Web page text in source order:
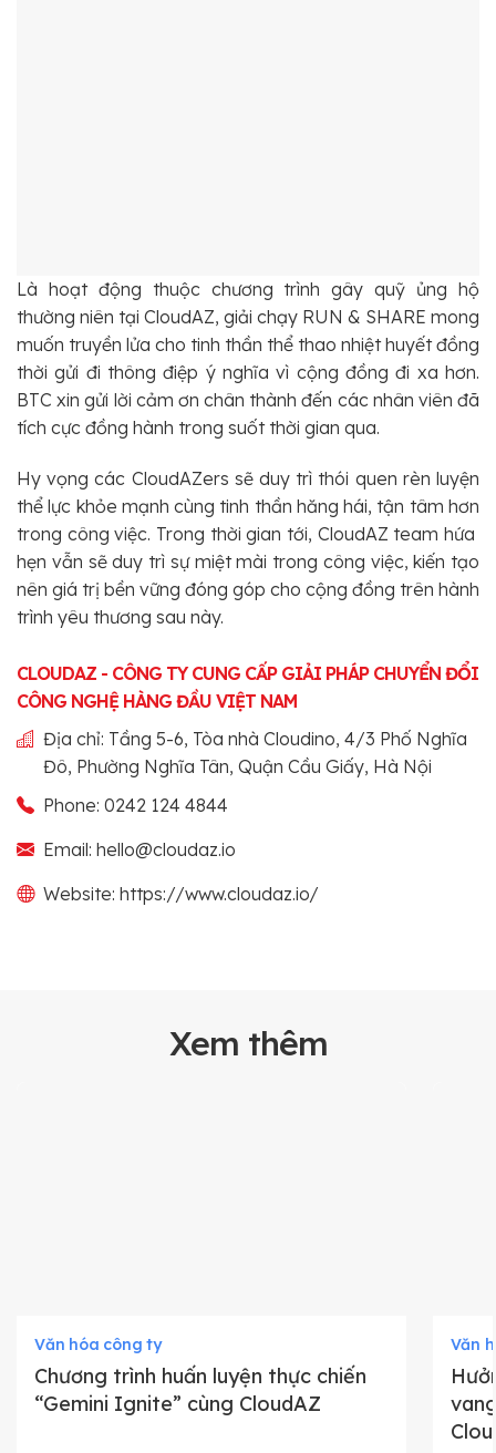
Là hoạt động thuộc chương trình gây quỹ ủng hộ
thường niên tại CloudAZ, giải chạy RUN & SHARE mong
muốn truyền lửa cho tinh thần thể thao nhiệt huyết đồng
thời gửi đi thông điệp ý nghĩa vì cộng đồng đi xa hơn.
BTC xin gửi lời cảm ơn chân thành đến các nhân viên đã
tích cực đồng hành trong suốt thời gian qua.
Hy vọng các CloudAZers sẽ duy trì thói quen rèn luyện
thể lực khỏe mạnh cùng tinh thần hăng hái, tận tâm hơn
trong công việc. Trong thời gian tới, CloudAZ team hứa
hẹn vẫn sẽ duy trì sự miệt mài trong công việc, kiến tạo
nên giá trị bền vững đóng góp cho cộng đồng trên hành
trình yêu thương sau này.
CLOUDAZ - CÔNG TY CUNG CẤP GIẢI PHÁP CHUYỂN ĐỔI
CÔNG NGHỆ HÀNG ĐẦU VIỆT NAM
Địa chỉ: Tầng 5-6, Tòa nhà Cloudino, 4/3 Phố Nghĩa
Đô, Phường Nghĩa Tân, Quận Cầu Giấy, Hà Nội
Phone: 0242 124 4844
Email: hello@cloudaz.io
Website: https://www.cloudaz.io/
Xem thêm
Văn hóa công ty
Chương trình huấn luyện thực chiến
“Gemini Ignite” cùng CloudAZ
Văn